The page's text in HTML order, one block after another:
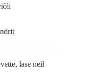
lase neil